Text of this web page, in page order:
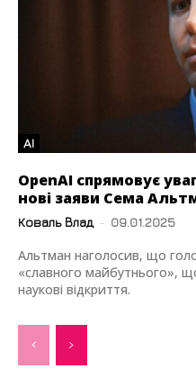
AI
OpenAI спрямовує
нові заяви Сема
Коваль Влад - 09.01.2025
Альтман наголосив, що
«славного майбутнього»,
наукові відкриття.